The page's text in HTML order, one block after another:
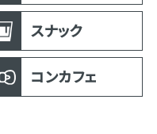
スナック
コンカフェ